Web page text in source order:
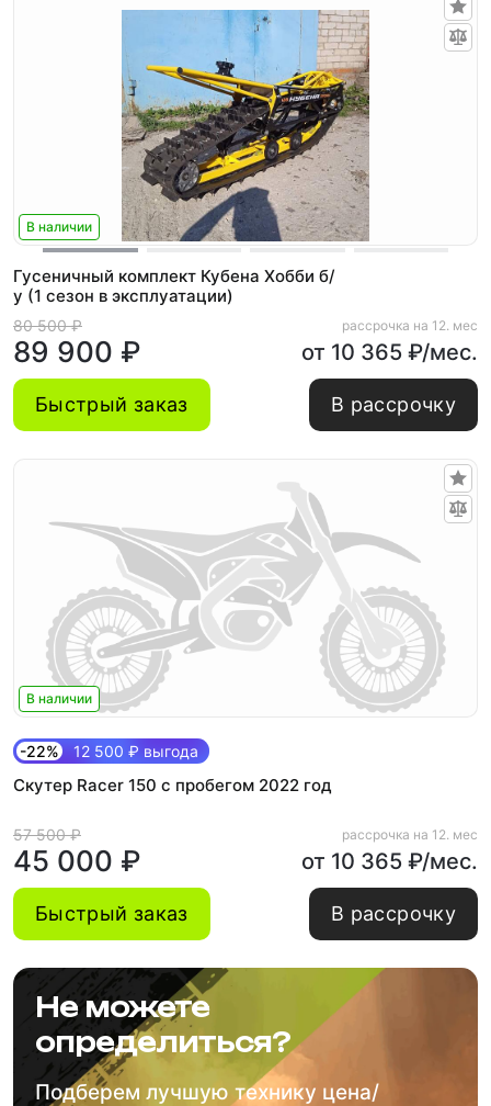
В наличии
Гусеничный комплект Кубена Хобби б/
у (1 сезон в эксплуатации)
80 500 ₽
89 900 ₽
рассрочка на 12. мес
от 10 365 ₽/мес.
Быстрый заказ В рассрочку
В наличии
-22% 12 500 ₽ выгода
Скутер Racer 150 с пробегом 2022 год
57 500 ₽
45 000 ₽
рассрочка на 12. мес
от 10 365 ₽/мес.
Быстрый заказ В рассрочку
Не можете
определиться?
Подберем лучшую технику цена/